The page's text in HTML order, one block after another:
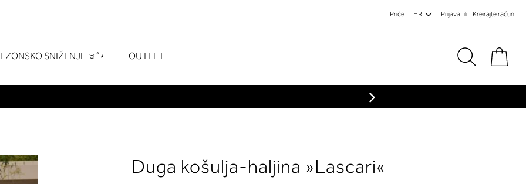
Priče HR Prijava Kreirajte račun
SNIŽENJE ☼˚⋆ OUTLET
Duga košulja-haljina »Lascari«